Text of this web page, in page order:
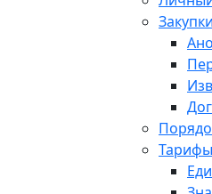
Закупки